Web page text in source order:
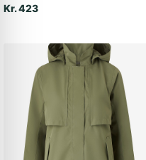
Kr. 423